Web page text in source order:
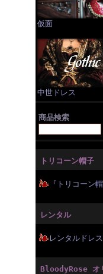
仮面
中世ドレス
商品検索
トリコーン帽子
『トリコーン帽
レンタル
レンタルドレス
BloodyRose オ